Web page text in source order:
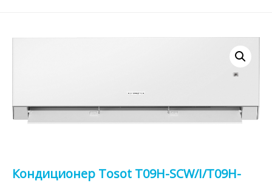
Кондиционер Tosot T09H-SCW/I/T09H-